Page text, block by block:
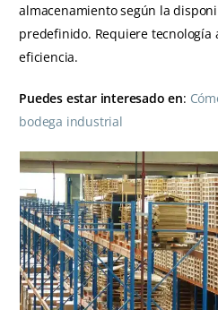
almacenamiento según la
predefinido. Requiere tecnología
eficiencia.
Puedes estar interesado en:
bodega industrial